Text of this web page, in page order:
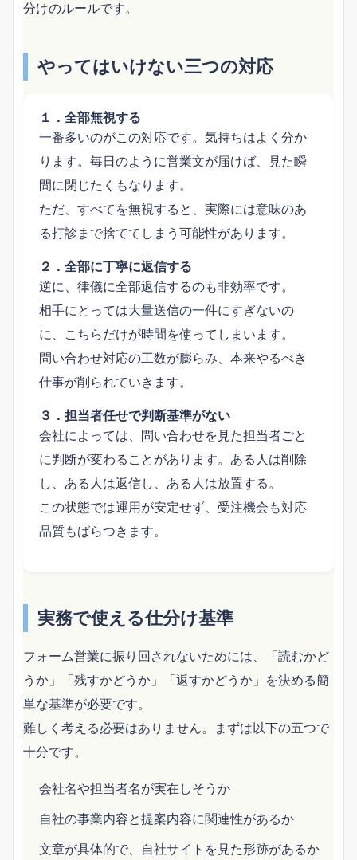
分けのルールです。
やってはいけない三つの対応
１．全部無視する
一番多いのがこの対応です。気持ちはよく分か
ります。毎日のように営業文が届けば、見た瞬
間に閉じたくもなります。
ただ、すべてを無視すると、実際には意味のあ
る打診まで捨ててしまう可能性があります。
２．全部に丁寧に返信する
逆に、律儀に全部返信するのも非効率です。
相手にとっては大量送信の一件にすぎないの
に、こちらだけが時間を使ってしまいます。
問い合わせ対応の工数が膨らみ、本来やるべき
仕事が削られていきます。
３．担当者任せで判断基準がない
会社によっては、問い合わせを見た担当者ごと
に判断が変わることがあります。ある人は削除
し、ある人は返信し、ある人は放置する。
この状態では運用が安定せず、受注機会も対応
品質もばらつきます。
実務で使える仕分け基準
フォーム営業に振り回されないためには、「読むかど
うか」「残すかどうか」「返すかどうか」を決める簡
単な基準が必要です。
難しく考える必要はありません。まずは以下の五つで
十分です。
会社名や担当者名が実在しそうか
自社の事業内容と提案内容に関連性があるか
文章が具体的で、自社サイトを見た形跡があるか